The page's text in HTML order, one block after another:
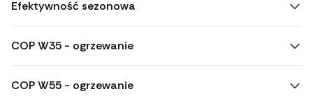
Efektywność sezonowa
COP W35 - ogrzewanie
COP W55 - ogrzewanie